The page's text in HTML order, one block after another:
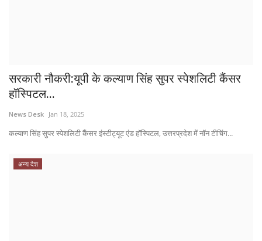
सरकारी नौकरी:यूपी के कल्याण सिंह सुपर स्पेशलिटी कैंसर
हॉस्पिटल...
News Desk Jan 18, 2025
कल्याण सिंह सुपर स्पेशलिटी कैंसर इंस्टीट्यूट एंड हॉस्पिटल, उत्तरप्रदेश में नॉन टीचिंग...
अन्य देश